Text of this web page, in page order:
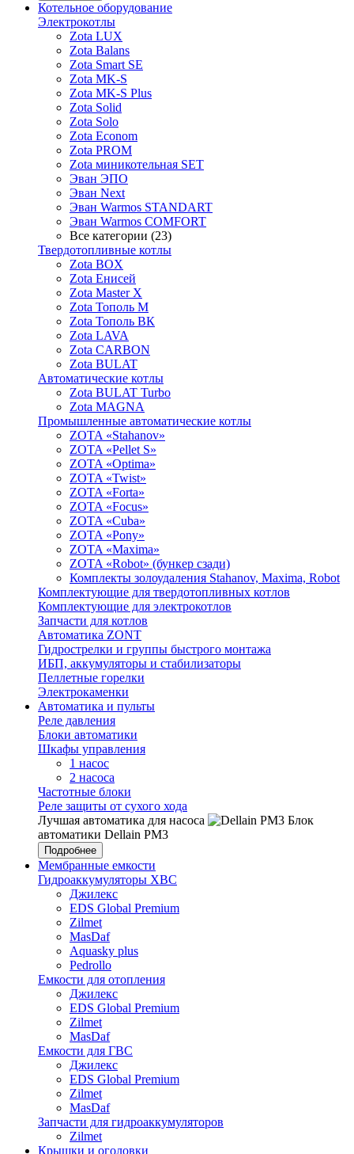
Котельное оборудование
Электрокотлы
Zota LUX
Zota Balans
Zota Smart SE
Zota MK-S
Zota MK-S Plus
Zota Solid
Zota Solo
Zota Econom
Zota PROM
Zota миникотельная SET
Эван ЭПО
Эван Next
Эван Warmos STANDART
Эван Warmos COMFORT
Все категории (23)
Твердотопливные котлы
Zota BOX
Zota Енисей
Zota Master X
Zota Тополь М
Zota Тополь ВК
Zota LAVA
Zota CARBON
Zota BULAT
Автоматические котлы
Zota BULAT Turbo
Zota MAGNA
Промышленные автоматические котлы
ZOTA «Stahanov»
ZOTA «Pellet S»
ZOTA «Optima»
ZOTA «Twist»
ZOTA «Forta»
ZOTA «Focus»
ZOTA «Cuba»
ZOTA «Pony»
ZOTA «Maxima»
ZOTA «Robot» (бункер сзади)
Комплекты золоудаления Stahanov, Maxima, Robot
Комплектующие для твердотопливных котлов
Комплектующие для электрокотлов
Запчасти для котлов
Автоматика ZONT
Гидрострелки и группы быстрого монтажа
ИБП, аккумуляторы и стабилизаторы
Пеллетные горелки
Электрокаменки
Автоматика и пульты
Реле давления
Блоки автоматики
Шкафы управления
1 насос
2 насоса
Частотные блоки
Реле защиты от сухого хода
Лучшая автоматика для насоса
Блок
автоматики Dellain PM3
Подробнее
Мембранные емкости
Гидроаккумуляторы ХВС
Джилекс
EDS Global Premium
Zilmet
MasDaf
Aquasky plus
Pedrollo
Емкости для отопления
Джилекс
EDS Global Premium
Zilmet
MasDaf
Емкости для ГВС
Джилекс
EDS Global Premium
Zilmet
MasDaf
Запчасти для гидроаккумуляторов
Zilmet
Крышки и оголовки